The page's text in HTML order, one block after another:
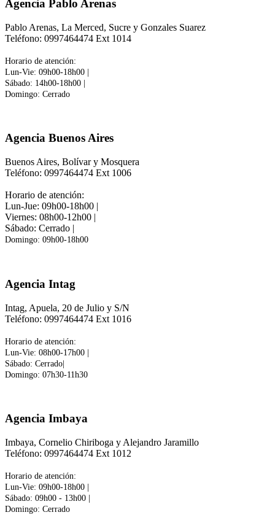
Agencia Pablo Arenas
Pablo Arenas, La Merced, Sucre y Gonzales Suarez
Teléfono: 0997464474 Ext 1014
Horario de atención:
Lun-Vie: 09h00-18h00 |
Sábado: 14h00-18h00 |
Domingo: Cerrado
Agencia Buenos Aires
Buenos Aires, Bolívar y Mosquera
Teléfono: 0997464474 Ext 1006
Horario de atención:
Lun-Jue: 09h00-18h00 |
Viernes: 08h00-12h00 |
Sábado: Cerrado |
Domingo: 09h00-18h00
Agencia Intag
Intag, Apuela, 20 de Julio y S/N
Teléfono: 0997464474 Ext 1016
Horario de atención:
Lun-Vie: 08h00-17h00 |
Sábado: Cerrado|
Domingo: 07h30-11h30
Agencia Imbaya
Imbaya, Cornelio Chiriboga y Alejandro Jaramillo
Teléfono: 0997464474 Ext 1012
Horario de atención:
Lun-Vie: 09h00-18h00 |
Sábado: 09h00 - 13h00
Domingo: Cerrado